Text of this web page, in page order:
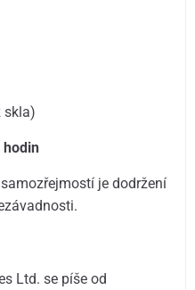
skla)
hodin
samozřejmostí je dodržení
Ltd. se píše od